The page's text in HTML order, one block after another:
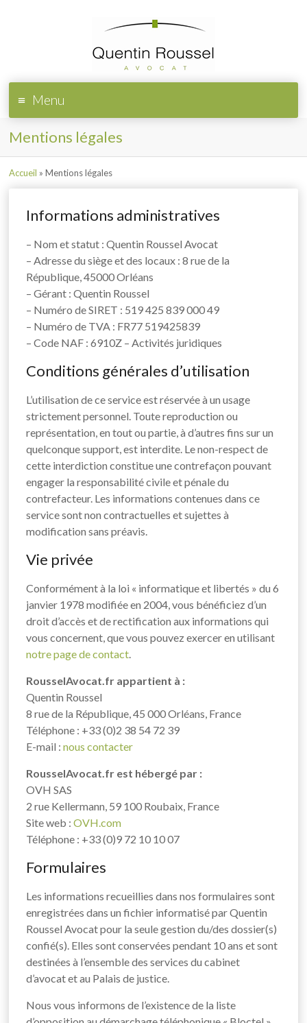
Menu
Mentions légales
Accueil »Mentions légales
Informations administratives
– Nom et statut : Quentin Roussel Avocat
– Adresse du siège et des locaux : 8 rue de la
République, 45000 Orléans
– Gérant : Quentin Roussel
– Numéro de SIRET : 519 425 839 000 49
– Numéro de TVA : FR77 519425839
– Code NAF : 6910Z – Activités juridiques
Conditions générales d’utilisation
L’utilisation de ce service est réservée à un usage
strictement personnel. Toute reproduction ou
représentation, en tout ou partie, à d’autres fins sur un
quelconque support, est interdite. Le non-respect de
cette interdiction constitue une contrefaçon pouvant
engager la responsabilité civile et pénale du
contrefacteur. Les informations contenues dans ce
service sont non contractuelles et sujettes à
modification sans préavis.
Vie privée
Conformément à la loi « informatique et libertés » du 6
janvier 1978 modifiée en 2004, vous bénéficiez d’un
droit d’accès et de rectification aux informations qui
vous concernent, que vous pouvez exercer en utilisant
notre page de contact.
RousselAvocat.fr appartient à :
Quentin Roussel
8 rue de la République, 45 000 Orléans, France
Téléphone : +33 (0)2 38 54 72 39
E-mail :nous contacter
RousselAvocat.fr est hébergé par :
OVH SAS
2 rue Kellermann, 59 100 Roubaix, France
Site web :OVH.com
Téléphone : +33 (0)9 72 10 10 07
Formulaires
Les informations recueillies dans nos formulaires sont
enregistrées dans un fichier informatisé par Quentin
Roussel Avocat pour la seule gestion du/des dossier(s)
confié(s). Elles sont conservées pendant 10 ans et sont
destinées à l’ensemble des services du cabinet
d’avocat et au Palais de justice.
Nous vous informons de l’existence de la liste